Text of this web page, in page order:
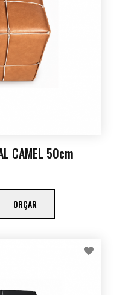
CAMEL 50cm
ORÇAR